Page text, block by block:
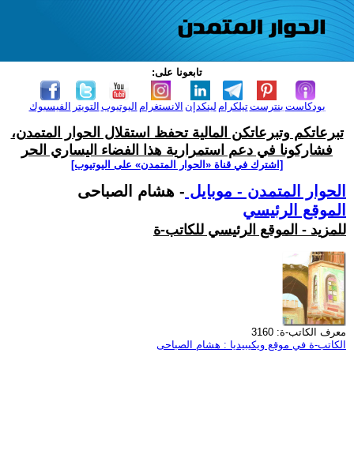
تابعونا على:
الفيسبوك التويتر اليوتيوب الانستغرام لينكدإن تيلكرامبنترست بودكاست
تبرعاتكم وتبرعاتكن المالية تحفظ استقلال الحوار المتمدن،
فشاركونا في دعم استمرارية هذا الفضاء اليساري الحر
[اشترك في قناة ‫«الحوار المتمدن» على اليوتيوب]
الحوار المتمدن - موبايل - هشام الصباحى
الموقع الرئيسي
للمزيد - الموقع الرئيسي للكاتب-ة
معرف الكاتب-ة: 3160
الكاتب-ة في موقع ويكيبيديا : هشام الصباحى